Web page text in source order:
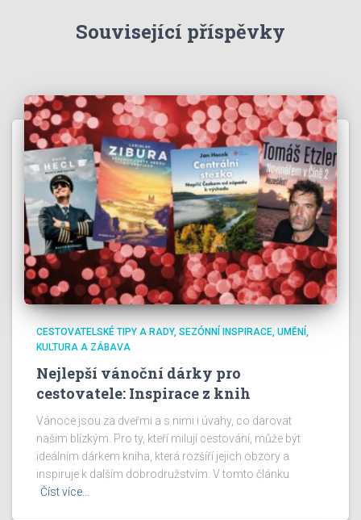
Související příspěvky
CESTOVATELSKÉ TIPY A RADY SEZÓNNÍ INSPIRACE UMĚNÍ,
KULTURA A ZÁBAVA
Nejlepší vánoční dárky pro
cestovatele: Inspirace z knih
Vánoce jsou za dveřmi a s nimi i úvahy, co darovat
našim blízkým. Pro ty, kteří milují cestování, může být
ideálním dárkem kniha, která rozšíří jejich obzory a
inspiruje k dalším dobrodružstvím. V tomto článku
Číst více…